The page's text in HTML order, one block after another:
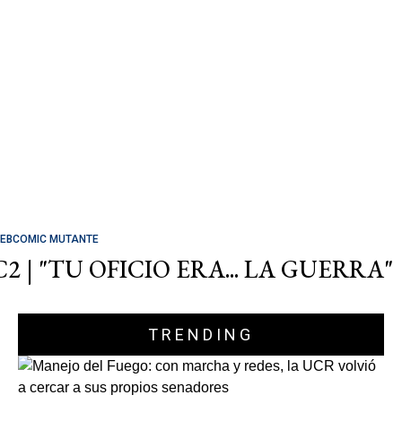
MUTANTE
| "TU OFICIO ERA... LA GUERRA"
TRENDING